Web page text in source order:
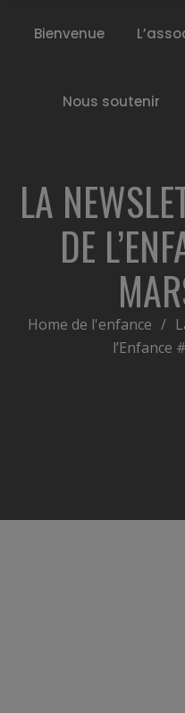
Bienvenue
Nous soutenir
LA
DE
Home de l'enfance /
l’Enfance